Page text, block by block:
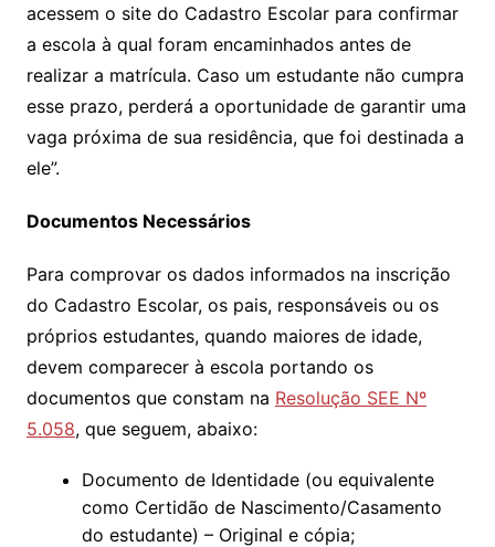
acessem o site do Cadastro Escolar para confirmar
a escola à qual foram encaminhados antes de
realizar a matrícula. Caso um estudante não cumpra
esse prazo, perderá a oportunidade de garantir uma
vaga próxima de sua residência, que foi destinada a
ele”.
Documentos Necessários
Para comprovar os dados informados na inscrição
do Cadastro Escolar, os pais, responsáveis ou os
próprios estudantes, quando maiores de idade,
devem comparecer à escola portando os
documentos que constam na Resolução SEE Nº
5.058, que seguem, abaixo:
Documento de Identidade (ou equivalente
como Certidão de Nascimento/Casamento
do estudante) – Original e cópia;